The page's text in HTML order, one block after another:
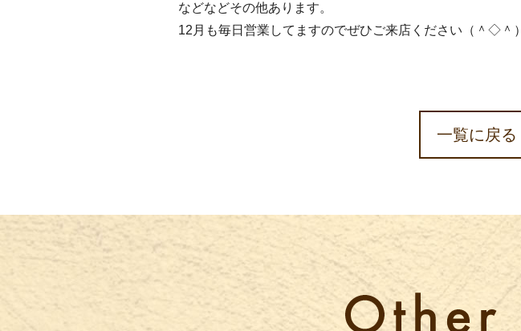
などなどその他あります。
12月も毎日営業してますのでぜひご来店ください（＾◇＾）
一覧に戻る